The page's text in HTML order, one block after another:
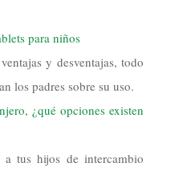
para niños
y desventajas, todo
los padres sobre su uso.
¿qué opciones existen
a tus hijos de intercambio